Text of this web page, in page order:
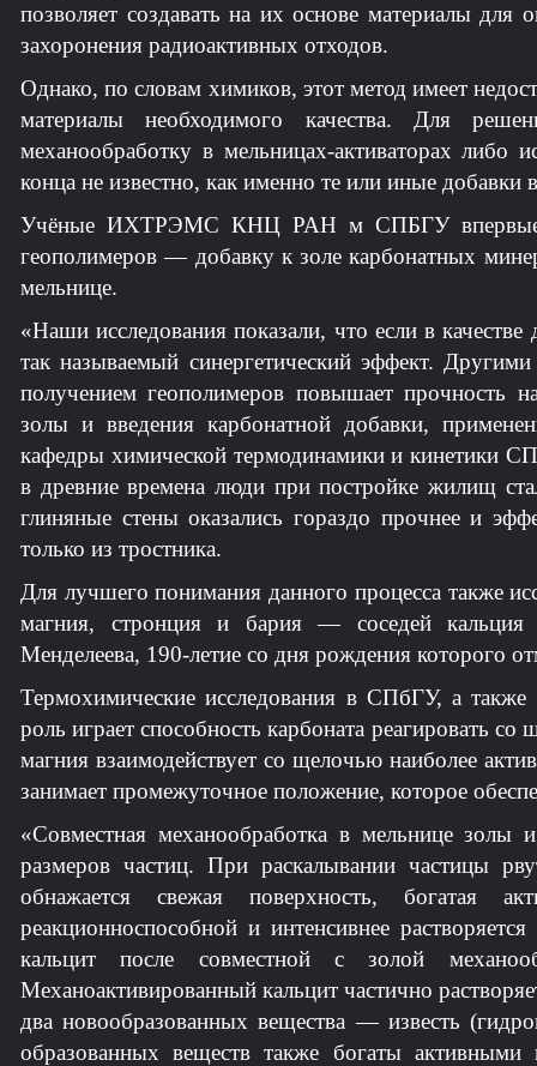
позволяет создавать на их основе материалы
захоронения радиоактивных отходов.
Однако, по словам химиков, этот метод имеет
материалы необходимого качества. Для
механообработку в мельницах-активаторах
конца не известно, как именно те или иные
Учёные ИХТРЭМС КНЦ РАН м СПБГУ впервые
геополимеров — добавку к золе карбонатных
мельнице.
«Наши исследования показали, что если в
так называемый синергетический эффект.
получением геополимеров повышает прочность
золы и введения карбонатной добавки,
кафедры химической термодинамики и кинетики
в древние времена люди при постройке жилищ
глиняные стены оказались гораздо прочнее и
только из тростника.
Для лучшего понимания данного процесса также
магния, стронция и бария — соседей кальция
Менделеева, 190‑летие со дня рождения которого
Термохимические исследования в СПбГУ, а
роль играет способность карбоната реагировать
магния взаимодействует со щелочью наиболее
занимает промежуточное положение, которое
«Совместная механообработка в мельнице
размеров частиц. При раскалывании частицы
обнажается свежая поверхность, богатая
реакционноспособной и интенсивнее
кальцит после совместной с золой
Механоактивированный кальцит частично
два новообразованных вещества — известь
образованных веществ также богаты